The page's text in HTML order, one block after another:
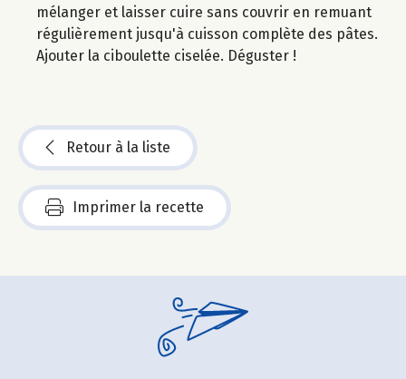
mélanger et laisser cuire sans couvrir en remuant
régulièrement jusqu'à cuisson complète des pâtes.
Ajouter la ciboulette ciselée. Déguster !
Retour à la liste
Imprimer la recette